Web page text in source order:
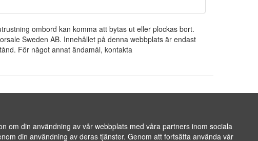
om din användning av vår webbplats med våra partners inom sociala
din användning av deras tjänster. Genom att fortsätta använda vår
ombord kan komma att bytas ut eller plockas bort.
Sweden AB. Innehållet på denna webbplats är endast
För något annat ändamål, kontakta